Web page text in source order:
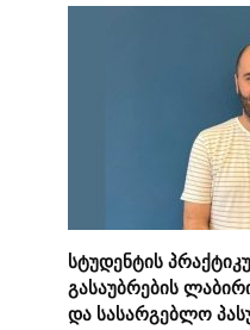
სტუდენტის
გასაუბრების
და სასარგებლო